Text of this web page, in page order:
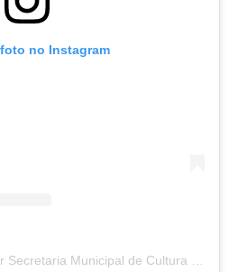
no Instagram